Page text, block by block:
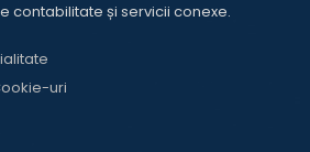
contabilitate și servicii conexe.
uri